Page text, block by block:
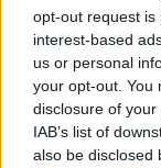
opt-out request is
interest-based
us or personal
your opt-out. You
disclosure of
IAB’s list of
also be disclosed
Η Αποστολία
πως τα άφησα